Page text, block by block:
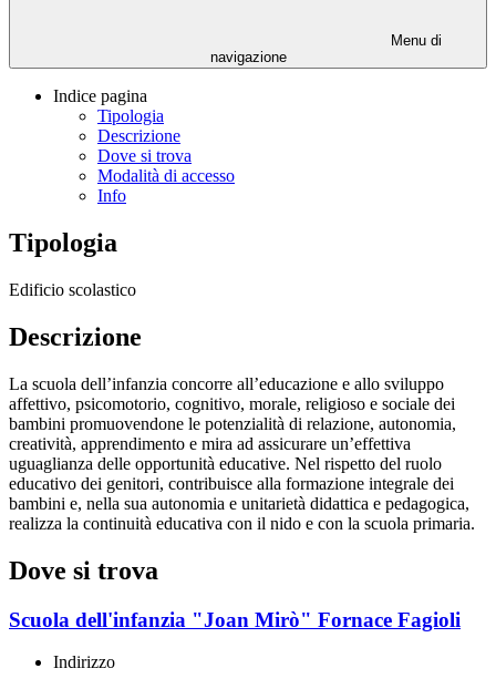
Menu di
navigazione
Indice pagina
Tipologia
Descrizione
Dove si trova
Modalità di accesso
Info
Tipologia
Edificio scolastico
Descrizione
La scuola dell’infanzia concorre all’educazione e allo sviluppo
affettivo, psicomotorio, cognitivo, morale, religioso e sociale dei
bambini promuovendone le potenzialità di relazione, autonomia,
creatività, apprendimento e mira ad assicurare un’effettiva
uguaglianza delle opportunità educative. Nel rispetto del ruolo
educativo dei genitori, contribuisce alla formazione integrale dei
bambini e, nella sua autonomia e unitarietà didattica e pedagogica,
realizza la continuità educativa con il nido e con la scuola primaria.
Dove si trova
Scuola dell'infanzia "Joan Mirò" Fornace Fagioli
Indirizzo